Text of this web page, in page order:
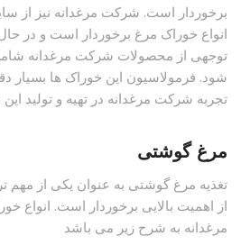
برخوردار است. شرکت مرغدانه نیز از
انواع خوراک مرغ برخوردار است و در
توجهی از محصولات شرکت مرغدانه
شود. فرمولاسیون این خوراک ها بسیار
تجربه شرکت مرغدانه در تهیه و تولید
مرغ گوشتی
تغذیه مرغ گوشتی به عنوان یکی از مهم
از اهمیت بالایی برخوردار است.
مرغدانه به شرح زیر می باشد